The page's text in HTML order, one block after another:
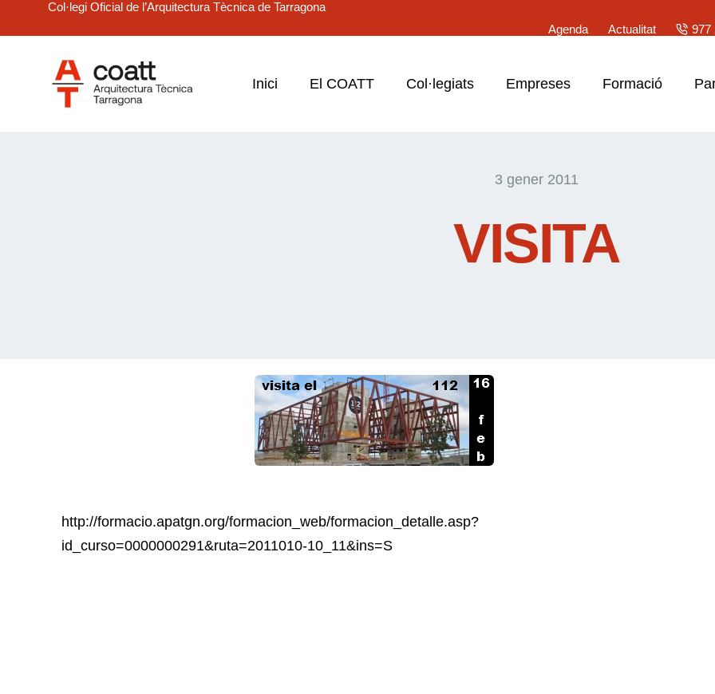
Col·legi Oficial de l’Arquitectura Tècnica de Tarragona
Agenda
Actualitat 977
Inici El COATT Col·legiats Empreses Formació
3 gener 2011
VISITA
http://formacio.apatgn.org/formacion_web/formacion_detalle.asp?
id_curso=0000000291&ruta=2011010-10_11&ins=S